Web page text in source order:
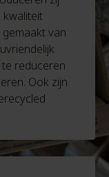
kwaliteit
van
reduceren
Ook zijn